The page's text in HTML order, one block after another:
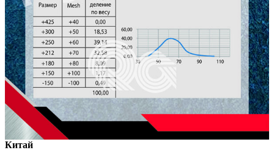
Китай